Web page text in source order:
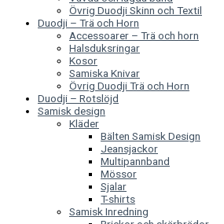
Övrig Duodji Skinn och Textil
Duodji – Trä och Horn
Accessoarer – Trä och horn
Halsduksringar
Kosor
Samiska Knivar
Övrig Duodji Trä och Horn
Duodji – Rotslöjd
Samisk design
Kläder
Bälten Samisk Design
Jeansjackor
Multipannband
Mössor
Sjalar
T-shirts
Samisk Inredning